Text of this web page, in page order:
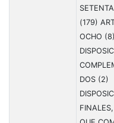
(179)
OCHO (8)
DOS (2)